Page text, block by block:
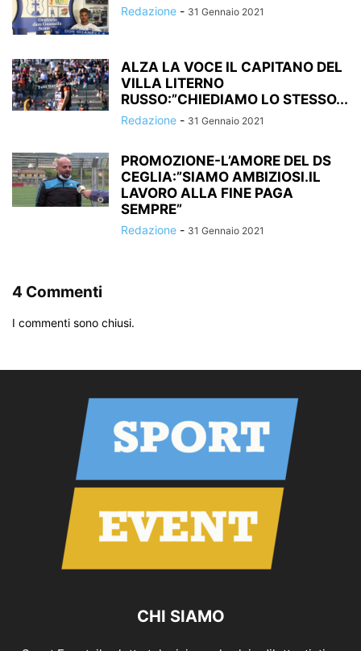
Redazione - 31 Gennaio 2021
ALZA LA VOCE IL CAPITANO DEL
VILLA LITERNO
RUSSO:”CHIEDIAMO LO STESSO...
Redazione - 31 Gennaio 2021
PROMOZIONE-L’AMORE DEL DS
CEGLIA:”SIAMO AMBIZIOSI.IL
LAVORO ALLA FINE PAGA
SEMPRE”
Redazione - 31 Gennaio 2021
4 Commenti
I commenti sono chiusi.
CHI SIAMO